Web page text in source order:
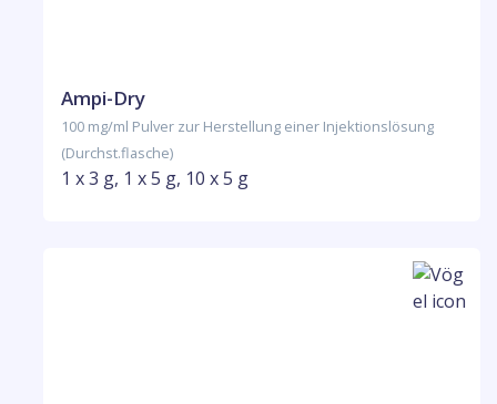
Ampi-Dry
100 mg/ml Pulver zur Herstellung einer Injektionslösung
(Durchst.flasche)
1 x 3 g, 1 x 5 g, 10 x 5 g